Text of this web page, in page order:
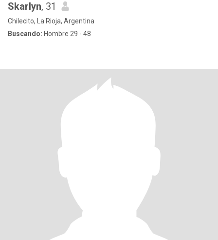
Skarlyn, 31
Chilecito, La Rioja, Argentina
Buscando: Hombre 29 - 48